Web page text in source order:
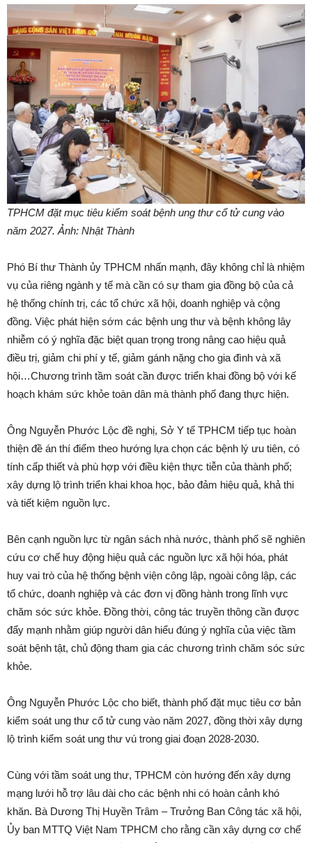
TPHCM đặt mục tiêu kiểm soát bệnh ung thư cổ tử cung vào
năm 2027. Ảnh: Nhật Thành
Phó Bí thư Thành ủy TPHCM nhấn mạnh, đây không chỉ là nhiệm
vụ của riêng ngành y tế mà cần có sự tham gia đồng bộ của cả
hệ thống chính trị, các tổ chức xã hội, doanh nghiệp và cộng
đồng. Việc phát hiện sớm các bệnh ung thư và bệnh không lây
nhiễm có ý nghĩa đặc biệt quan trọng trong nâng cao hiệu quả
điều trị, giảm chi phí y tế, giảm gánh nặng cho gia đình và xã
hội…Chương trình tầm soát cần được triển khai đồng bộ với kế
hoạch khám sức khỏe toàn dân mà thành phố đang thực hiện.
Ông Nguyễn Phước Lộc đề nghị, Sở Y tế TPHCM tiếp tục hoàn
thiện đề án thí điểm theo hướng lựa chọn các bệnh lý ưu tiên, có
tính cấp thiết và phù hợp với điều kiện thực tiễn của thành phố;
xây dựng lộ trình triển khai khoa học, bảo đảm hiệu quả, khả thi
và tiết kiệm nguồn lực.
Bên cạnh nguồn lực từ ngân sách nhà nước, thành phố sẽ nghiên
cứu cơ chế huy động hiệu quả các nguồn lực xã hội hóa, phát
huy vai trò của hệ thống bệnh viện công lập, ngoài công lập, các
tổ chức, doanh nghiệp và các đơn vị đồng hành trong lĩnh vực
chăm sóc sức khỏe. Đồng thời, công tác truyền thông cần được
đẩy mạnh nhằm giúp người dân hiểu đúng ý nghĩa của việc tầm
soát bệnh tật, chủ động tham gia các chương trình chăm sóc sức
khỏe.
Ông Nguyễn Phước Lộc cho biết, thành phố đặt mục tiêu cơ bản
kiểm soát ung thư cổ tử cung vào năm 2027, đồng thời xây dựng
lộ trình kiểm soát ung thư vú trong giai đoạn 2028-2030.
Cùng với tầm soát ung thư, TPHCM còn hướng đến xây dựng
mạng lưới hỗ trợ lâu dài cho các bệnh nhi có hoàn cảnh khó
khăn. Bà Dương Thị Huyền Trâm – Trưởng Ban Công tác xã hội,
Ủy ban MTTQ Việt Nam TPHCM cho rằng cần xây dựng cơ chế